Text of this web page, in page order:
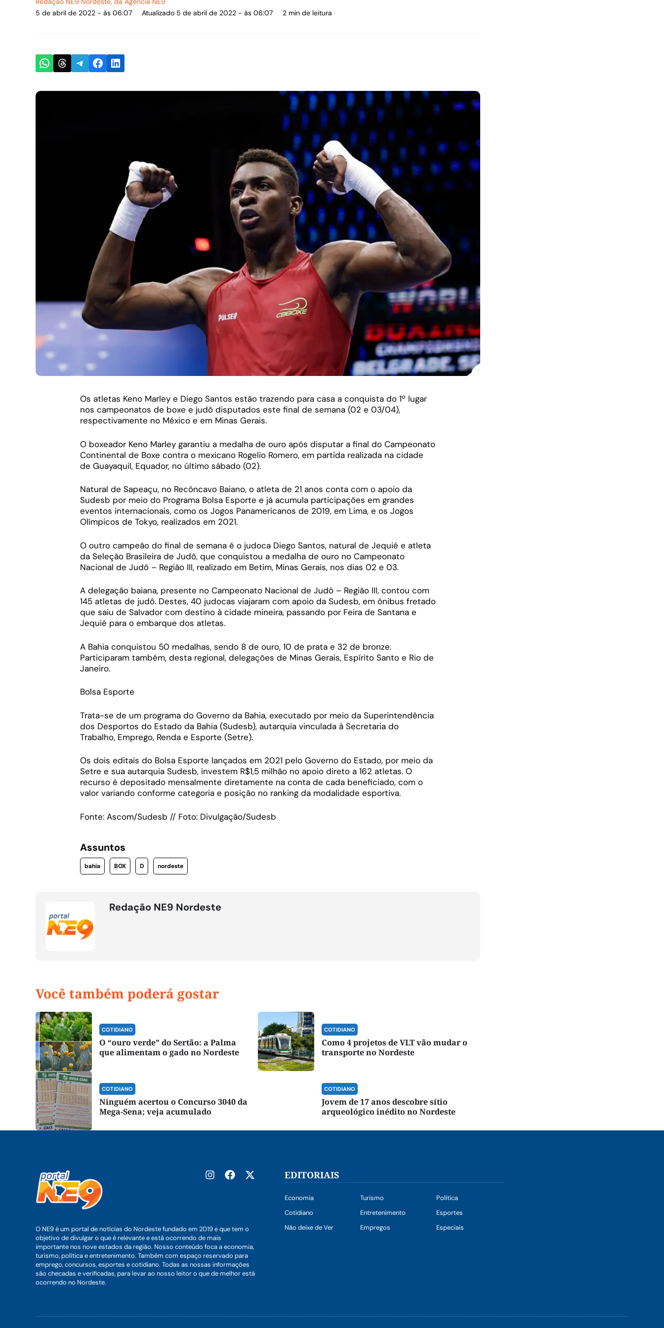
5 de abril de 2022 - às 06:07
Atualizado 5 de abril de 2022 - às 06:07 2 min de leitura
Share on WhatsApp
Share on Threads
Share on Telegram
Share on Facebook
Share on LinkedIn
Os atletas Keno Marley e Diego Santos estão trazendo para casa a conquista do 1º lugar
nos campeonatos de boxe e judô disputados este final de semana (02 e 03/04),
respectivamente no México e em Minas Gerais.
O boxeador Keno Marley garantiu a medalha de ouro após disputar a final do Campeonato
Continental de Boxe contra o mexicano Rogelio Romero, em partida realizada na cidade
de Guayaquil, Equador, no último sábado (02).
Natural de Sapeaçu, no Recôncavo Baiano, o atleta de 21 anos conta com o apoio da
Sudesb por meio do Programa Bolsa Esporte e já acumula participações em grandes
eventos internacionais, como os Jogos Panamericanos de 2019, em Lima, e os Jogos
Olímpicos de Tokyo, realizados em 2021.
O outro campeão do final de semana é o judoca Diego Santos, natural de Jequié e atleta
da Seleção Brasileira de Judô, que conquistou a medalha de ouro no Campeonato
Nacional de Judô – Região III, realizado em Betim, Minas Gerais, nos dias 02 e 03.
A delegação baiana, presente no Campeonato Nacional de Judô – Região III, contou com
145 atletas de judô. Destes, 40 judocas viajaram com apoio da Sudesb, em ônibus fretado
que saiu de Salvador com destino à cidade mineira, passando por Feira de Santana e
Jequié para o embarque dos atletas.
A Bahia conquistou 50 medalhas, sendo 8 de ouro, 10 de prata e 32 de bronze.
Participaram também, desta regional, delegações de Minas Gerais, Espírito Santo e Rio de
Janeiro.
Bolsa Esporte
Trata-se de um programa do Governo da Bahia, executado por meio da Superintendência
dos Desportos do Estado da Bahia (Sudesb), autarquia vinculada à Secretaria do
Trabalho, Emprego, Renda e Esporte (Setre).
Os dois editais do Bolsa Esporte lançados em 2021 pelo Governo do Estado, por meio da
Setre e sua autarquia Sudesb, investem R$1,5 milhão no apoio direto a 162 atletas. O
recurso é depositado mensalmente diretamente na conta de cada beneficiado, com o
valor variando conforme categoria e posição no ranking da modalidade esportiva.
Fonte: Ascom/Sudesb // Foto: Divulgação/Sudesb
Assuntos
bahia BOX D nordeste
Redação NE9 Nordeste
Você também poderá gostar
COTIDIANO
O “ouro verde” do Sertão: a Palma
que alimentam o gado no Nordeste
COTIDIANO
Como 4 projetos de VLT vão mudar o
transporte no Nordeste
COTIDIANO
Ninguém acertou o Concurso 3040 da
Mega-Sena; veja acumulado
COTIDIANO
Jovem de 17 anos descobre sítio
arqueológico inédito no Nordeste
O NE9 é um portal de notícias do Nordeste fundado em 2019 e que tem o
objetivo de divulgar o que é relevante e está ocorrendo de mais
importante nos nove estados da região. Nosso conteúdo foca a economia,
turismo, política e entretenimento. Também com espaço reservado para
emprego, concursos, esportes e cotidiano. Todas as nossas informações
são checadas e verificadas, para levar ao nosso leitor o que de melhor está
ocorrendo no Nordeste.
EDITORIAIS
Economia Turismo
Política
Cotidiano
Entretenimento
Esportes
Não deixe de Ver
Empregos Especiais